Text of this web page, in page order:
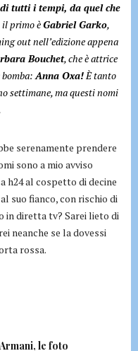
tutti i tempi, da quel che
primo èGabriel Garko,
out nell’edizione appena
Bouchet, che è attrice
bomba:Anna Oxa!È tanto
settimane, ma questi nomi
serenamente prendere
sono a mio avviso
h24 al cospetto di decine
suo fianco, con rischio di
diretta tv? Sarei lieto di
neanche se la dovessi
rossa.
le foto